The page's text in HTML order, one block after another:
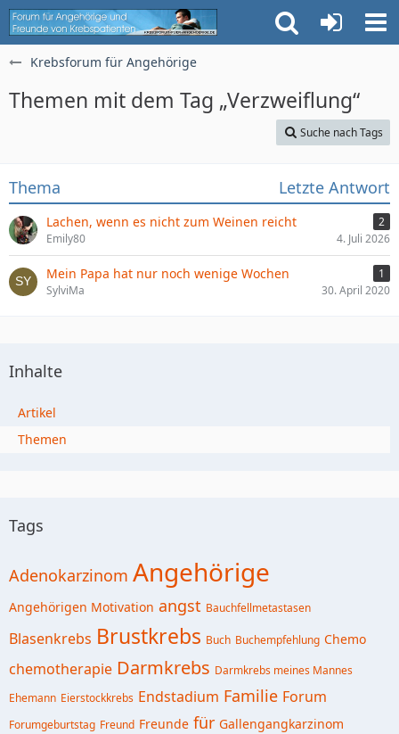
Krebsforum für Angehörige
Themen mit dem Tag „Verzweiflung“
Suche nach Tags
Thema Letzte Antwort
Lachen, wenn es nicht zum Weinen reicht
2
Emily80
4. Juli 2026
Mein Papa hat nur noch wenige Wochen
1
SylviMa
30. April 2020
Inhalte
Artikel
Themen
Tags
Adenokarzinom Angehörige
Angehörigen Motivation angst Bauchfellmetastasen
Blasenkrebs Brustkrebs Buch Buchempfehlung Chemo
chemotherapie Darmkrebs Darmkrebs meines Mannes
Ehemann Eierstockkrebs Endstadium Familie Forum
Forumgeburtstag Freund Freunde für Gallengangkarzinom